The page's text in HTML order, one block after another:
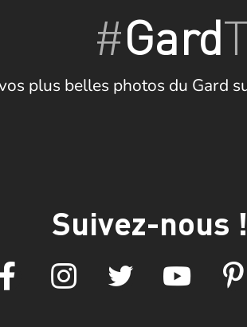
#Gard
plus belles photos du Gard
Suivez-nous !